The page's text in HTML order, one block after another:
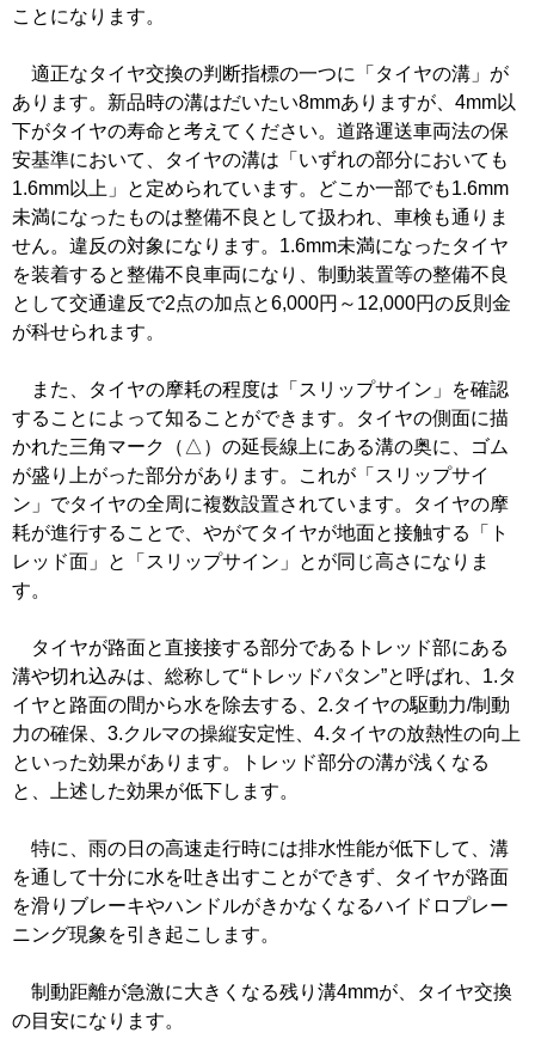
ことになります。
適正なタイヤ交換の判断指標の一つに「タイヤの溝」が
あります。新品時の溝はだいたい8mmありますが、4mm以
下がタイヤの寿命と考えてください。道路運送車両法の保
安基準において、タイヤの溝は「いずれの部分においても
1.6mm以上」と定められています。どこか一部でも1.6mm
未満になったものは整備不良として扱われ、車検も通りま
せん。違反の対象になります。1.6mm未満になったタイヤ
を装着すると整備不良車両になり、制動装置等の整備不良
として交通違反で2点の加点と6,000円～12,000円の反則金
が科せられます。
また、タイヤの摩耗の程度は「スリップサイン」を確認
することによって知ることができます。タイヤの側面に描
かれた三角マーク（△）の延長線上にある溝の奥に、ゴム
が盛り上がった部分があります。これが「スリップサイ
ン」でタイヤの全周に複数設置されています。タイヤの摩
耗が進行することで、やがてタイヤが地面と接触する「ト
レッド面」と「スリップサイン」とが同じ高さになりま
す。
タイヤが路面と直接接する部分であるトレッド部にある
溝や切れ込みは、総称して“トレッドパタン”と呼ばれ、1.タ
イヤと路面の間から水を除去する、2.タイヤの駆動力/制動
力の確保、3.クルマの操縦安定性、4.タイヤの放熱性の向上
といった効果があります。トレッド部分の溝が浅くなる
と、上述した効果が低下します。
特に、雨の日の高速走行時には排水性能が低下して、溝
を通して十分に水を吐き出すことができず、タイヤが路面
を滑りブレーキやハンドルがきかなくなるハイドロプレー
ニング現象を引き起こします。
制動距離が急激に大きくなる残り溝4mmが、タイヤ交換
の目安になります。